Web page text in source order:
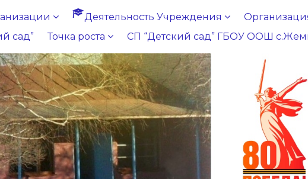
Деятельность Учреждения
сад”
Точка роста СП “Детский сад” ГБОУ ООШ